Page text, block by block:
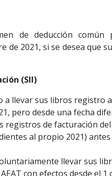
de deducción común
de 2021, si se desea que
(SII)
a llevar sus libros registro
pero desde una fecha
registros de facturación
al propio 2021) antes
llevar sus
con efectos desde el 1